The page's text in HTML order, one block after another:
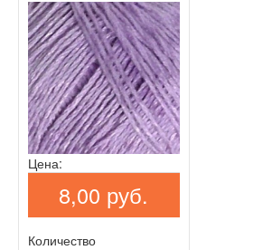
Цена:
8,00 руб.
Количество